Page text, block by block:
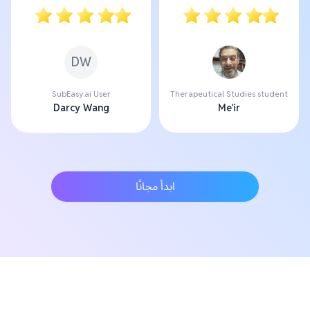
Therapeutical Studies student
Me'ir
DW
SubEasy.ai User
Darcy Wang
ابدأ مجانًا